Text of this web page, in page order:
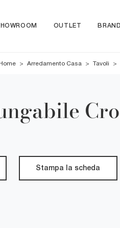
OUTLET BRAND
> Arredamento Casa > Tavoli >
Stampa la scheda